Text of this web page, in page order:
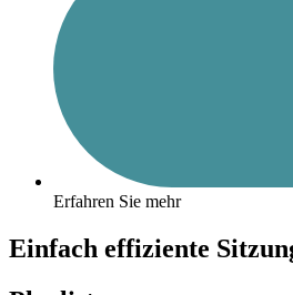
Erfahren Sie mehr
Einfach effiziente